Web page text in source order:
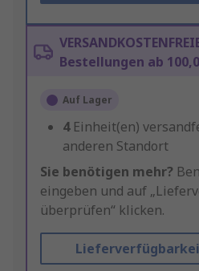
Bestellungen ab
Auf Lager
4 Einheit(en)
anderen Standort
Sie benötigen mehr?
eingeben und auf
überprüfen“ klicken.